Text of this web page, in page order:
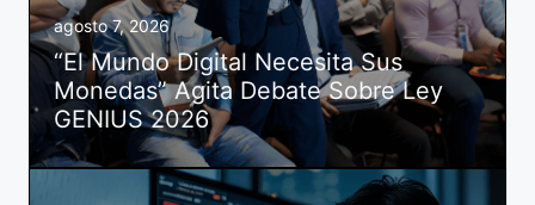
agosto 7, 2026
“El Mundo Digital Necesita Sus
Monedas” Agita Debate Sobre Ley
GENIUS 2026